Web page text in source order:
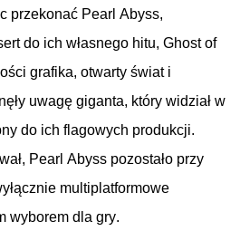
przekonać Pearl Abyss,
do ich własnego hitu, Ghost of
grafika, otwarty świat i
uwagę giganta, który widział w
do ich flagowych produkcji.
, Pearl Abyss pozostało przy
multiplatformowe
wyborem dla gry.